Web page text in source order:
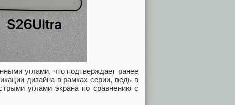
углами, что подтверждает ранее
дизайна в рамках серии, ведь в
углами экрана по сравнению с